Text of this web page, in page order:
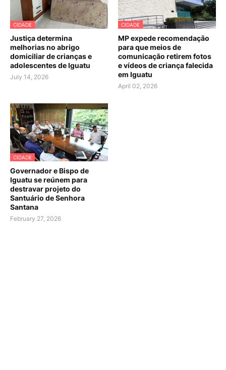
CIDADE
Justiça determina
melhorias no abrigo
domiciliar de crianças e
adolescentes de Iguatu
July 14, 2026
CIDADE
MP expede recomendação
para que meios de
comunicação retirem fotos
e vídeos de criança falecida
em Iguatu
April 02, 2026
CIDADE
Governador e Bispo de
Iguatu se reúnem para
destravar projeto do
Santuário de Senhora
Santana
February 27, 2026